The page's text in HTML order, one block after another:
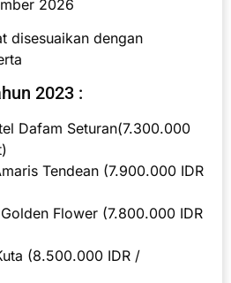
2026
disesuaikan dengan
2023 :
Dafam Seturan(7.300.000
Tendean (7.900.000 IDR
Flower (7.800.000 IDR
(8.500.000 IDR /